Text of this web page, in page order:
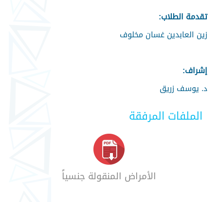
تقدمة الطلاب:
زين العابدين غسان مخلوف
إشراف:
د. يوسف زريق
الملفات المرفقة
الأمراض المنقولة جنسياً